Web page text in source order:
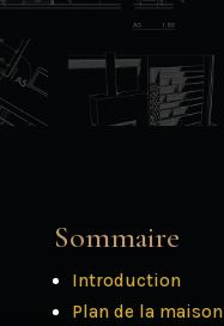
Sommaire
Introduction
Plan de la maison